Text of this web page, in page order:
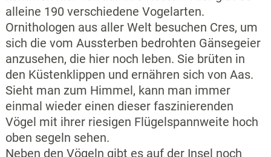
alleine 190 verschiedene Vogelarten.
Ornithologen aus aller Welt besuchen Cres, um
sich die vom Aussterben bedrohten Gänsegeier
anzusehen, die hier noch leben. Sie brüten in
den Küstenklippen und ernähren sich von Aas.
Sieht man zum Himmel, kann man immer
einmal wieder einen dieser faszinierenden
Vögel mit ihrer riesigen Flügelspannweite hoch
oben segeln sehen.
Neben den Vögeln gibt es auf der Insel noch